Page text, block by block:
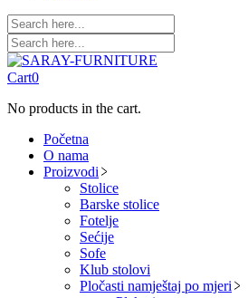
Cart0
No products in the cart.
Početna
O nama
Proizvodi
Stolice
Barske stolice
Fotelje
Sećije
Sofe
Klub stolovi
Pločasti namještaj po mjeri